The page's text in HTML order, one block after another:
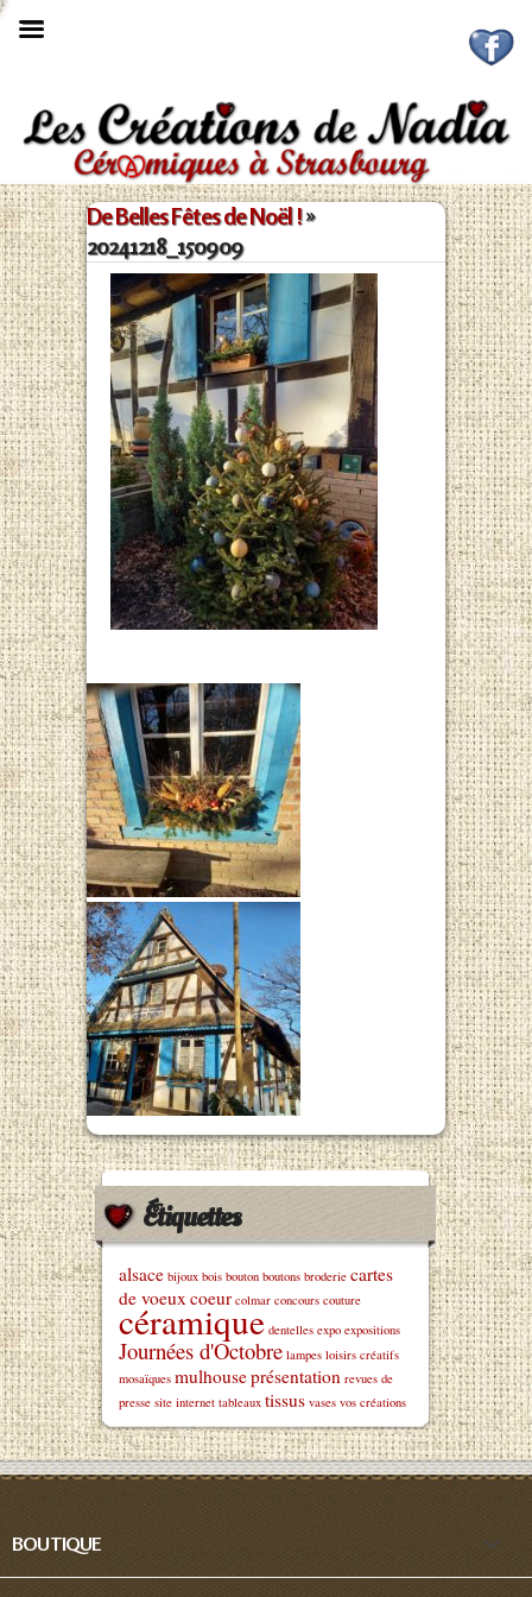

De Belles Fêtes de Noël !»
20241218_150909
Étiquettes
alsace bijoux bois bouton boutons broderie cartes
de voeuxcoeur colmar concours couture
céramique dentelles expo expositions
Journées d'Octobre lampes loisirs créatifs
mosaïques mulhouseprésentation revues de
presse site internet tableaux tissus vases vos créations
BOUTIQUE 